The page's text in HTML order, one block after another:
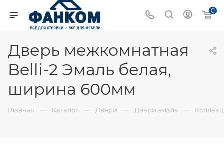
0
Дверь межкомнатная
Belli-2 Эмаль белая,
ширина 600мм
Главная — Каталог — Двери — Двери эмаль —